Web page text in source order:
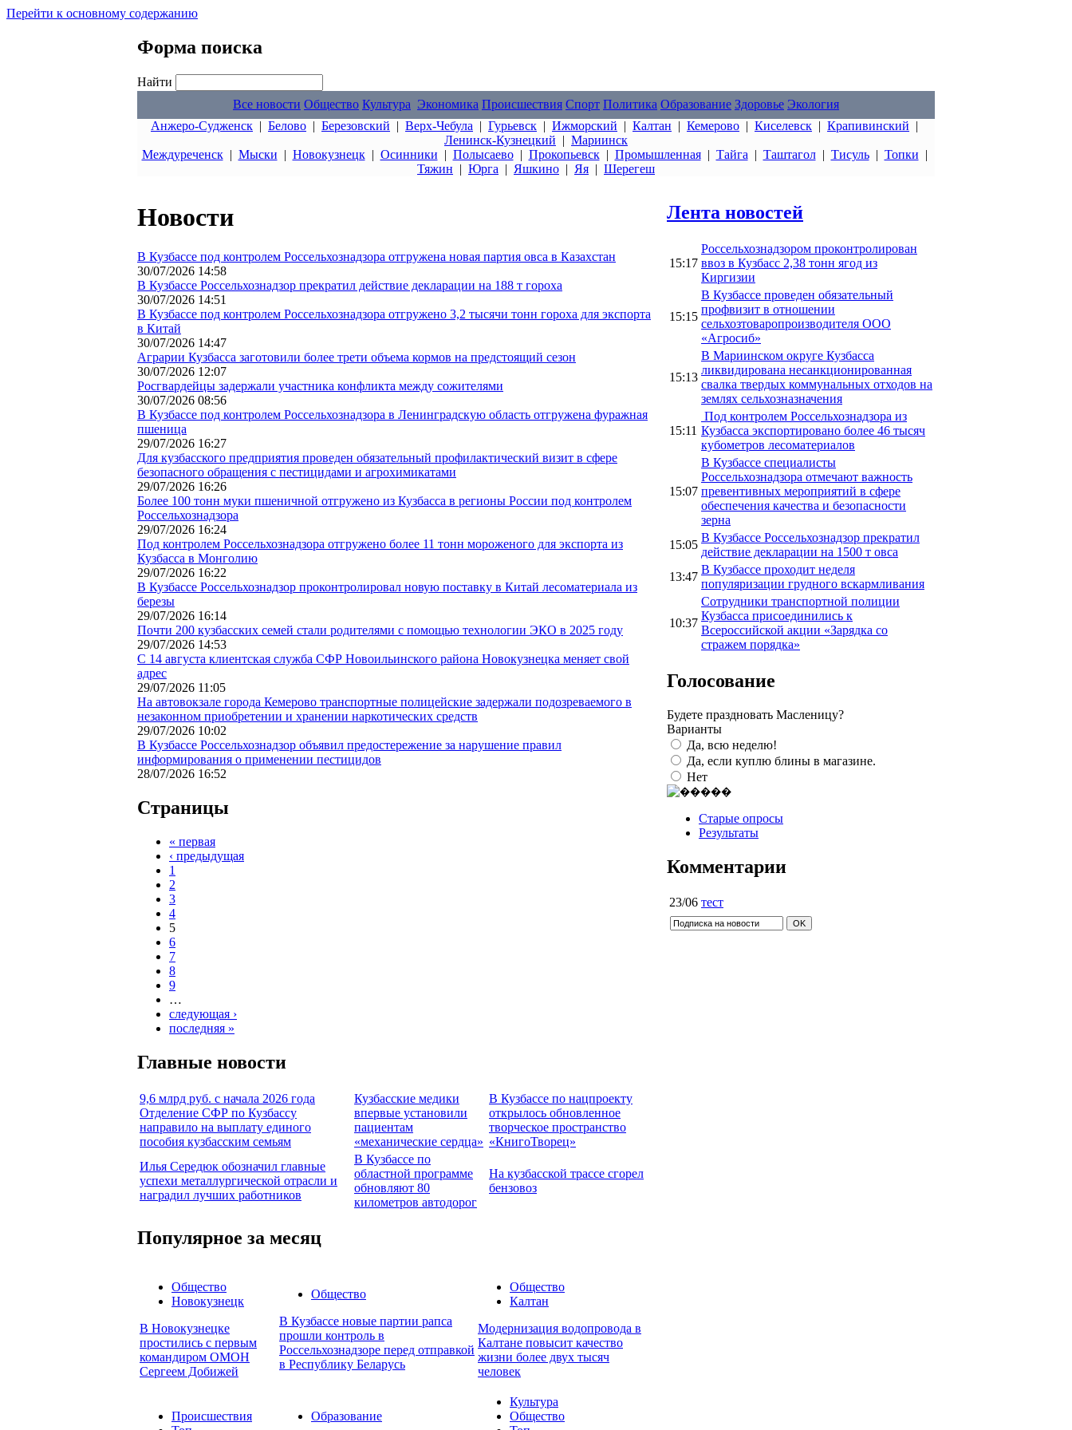
Перейти к основному содержанию
Форма поиска
Найти
Все новости Общество Культура Экономика Происшествия Спорт Политика Образование Здоровье Экология
Анжеро-Судженск | Белово | Березовский | Верх-Чебула | Гурьевск | Ижморский | Калтан | Кемерово | Киселевск | Крапивинский |
Ленинск-Кузнецкий | Мариинск
Междуреченск| Мыски | Новокузнецк| Осинники | Полысаево| Прокопьевск| Промышленная| Тайга | Таштагол| Тисуль| Топки |
Тяжин | Юрга | Яшкино | Яя | Шерегеш
Новости
В Кузбассе под контролем Россельхознадзора отгружена новая партия овса в Казахстан
30/07/2026 14:58
В Кузбассе Россельхознадзор прекратил действие декларации на 188 т гороха
30/07/2026 14:51
В Кузбассе под контролем Россельхознадзора отгружено 3,2 тысячи тонн гороха для экспорта
в Китай
30/07/2026 14:47
Аграрии Кузбасса заготовили более трети объема кормов на предстоящий сезон
30/07/2026 12:07
Росгвардейцы задержали участника конфликта между сожителями
30/07/2026 08:56
В Кузбассе под контролем Россельхознадзора в Ленинградскую область отгружена фуражная
пшеница
29/07/2026 16:27
Для кузбасского предприятия проведен обязательный профилактический визит в сфере
безопасного обращения с пестицидами и агрохимикатами
29/07/2026 16:26
Более 100 тонн муки пшеничной отгружено из Кузбасса в регионы России под контролем
Россельхознадзора
29/07/2026 16:24
Под контролем Россельхознадзора отгружено более 11 тонн мороженого для экспорта из
Кузбасса в Монголию
29/07/2026 16:22
В Кузбассе Россельхознадзор проконтролировал новую поставку в Китай лесоматериала из
березы
29/07/2026 16:14
Почти 200 кузбасских семей стали родителями с помощью технологии ЭКО в 2025 году
29/07/2026 14:53
С 14 августа клиентская служба СФР Новоильинского района Новокузнецка меняет свой
адрес
29/07/2026 11:05
На автовокзале города Кемерово транспортные полицейские задержали подозреваемого в
незаконном приобретении и хранении наркотических средств
29/07/2026 10:02
В Кузбассе Россельхознадзор объявил предостережение за нарушение правил
информирования о применении пестицидов
28/07/2026 16:52
Страницы
« первая
‹ предыдущая
1
2
3
4
5
6
7
8
9
…
следующая ›
последняя »
Главные новости
9,6 млрд руб. с начала 2026 года
Отделение СФР по Кузбассу
направило на выплату единого
пособия кузбасским семьям
Кузбасские медики
впервые установили
пациентам
«механические сердца»
В Кузбассе по нацпроекту
открылось обновленное
творческое пространство
«КнигоТворец»
Илья Середюк обозначил главные
успехи металлургической отрасли и
наградил лучших работников
В Кузбассе по
областной программе
обновляют 80
километров автодорог
На кузбасской трассе сгорел
бензовоз
Популярное за месяц
Общество
Новокузнецк
В Новокузнецке
простились с первым
командиром ОМОН
Сергеем Добижей
Общество
В Кузбассе новые партии рапса
прошли контроль в
Россельхознадзоре перед отправкой
в Республику Беларусь
Общество
Калтан
Модернизация водопровода в
Калтане повысит качество
жизни более двух тысяч
человек
Происшествия
Образование
Культура
Общество
Лента новостей
15:17
Россельхознадзором проконтролирован
ввоз в Кузбасс 2,38 тонн ягод из
Киргизии
15:15
В Кузбассе проведен обязательный
профвизит в отношении
сельхозтоваропроизводителя ООО
«Агросиб»
15:13
В Мариинском округе Кузбасса
ликвидирована несанкционированная
свалка твердых коммунальных отходов на
землях сельхозназначения
15:11
Под контролем Россельхознадзора из
Кузбасса экспортировано более 46 тысяч
кубометров лесоматериалов
15:07
В Кузбассе специалисты
Россельхознадзора отмечают важность
превентивных мероприятий в сфере
обеспечения качества и безопасности
зерна
15:05
В Кузбассе Россельхознадзор прекратил
действие декларации на 1500 т овса
13:47
В Кузбассе проходит неделя
популяризации грудного вскармливания
10:37
Сотрудники транспортной полиции
Кузбасса присоединились к
Всероссийской акции «Зарядка со
стражем порядка»
Голосование
Будете праздновать Масленицу?
Варианты
Да, всю неделю!
Да, если куплю блины в магазине.
Нет
Старые опросы
Результаты
Комментарии
23/06 тест